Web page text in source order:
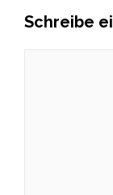
Schreibe